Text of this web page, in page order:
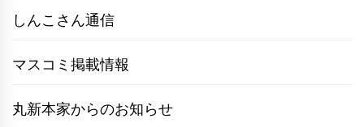
しんこさん通信
マスコミ掲載情報
丸新本家からのお知らせ